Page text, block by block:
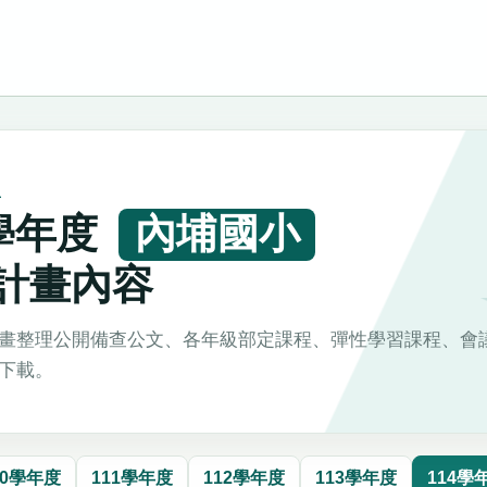
年度
內埔國小
畫內容
整理公開備查公文、各年級部定課程、彈性學習課程、
載。
學年度 111學年度 112學年度 113學年度 114學